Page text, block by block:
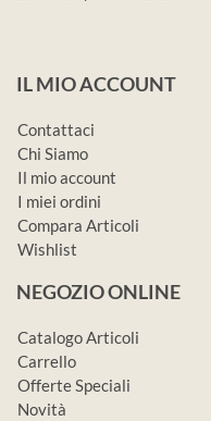
IL MIO ACCOUNT
Contattaci
Chi Siamo
Il mio account
I miei ordini
Compara Articoli
Wishlist
NEGOZIO ONLINE
Catalogo Articoli
Carrello
Offerte Speciali
Novità